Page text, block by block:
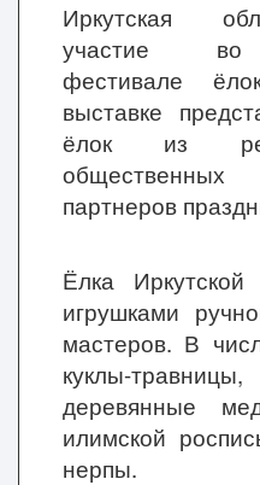
Иркутская
участие во
фестивале
выставке
ёлок из
партнеров
Ёлка
игрушками
мастеров. В
куклы-
деревянные
илимской
нерпы.